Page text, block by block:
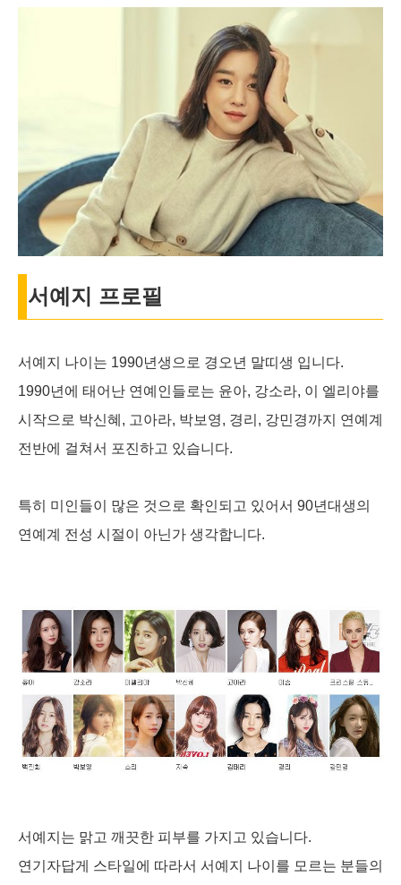
서예지 프로필
서예지 나이는 1990년생으로 경오년 말띠생 입니다.
1990년에 태어난 연예인들로는 윤아, 강소라, 이 엘리야를
시작으로 박신혜, 고아라, 박보영, 경리, 강민경까지 연예계
전반에 걸쳐서 포진하고 있습니다.
특히 미인들이 많은 것으로 확인되고 있어서 90년대생의
연예계 전성 시절이 아닌가 생각합니다.
서예지는 맑고 깨끗한 피부를 가지고 있습니다.
연기자답게 스타일에 따라서 서예지 나이를 모르는 분들의